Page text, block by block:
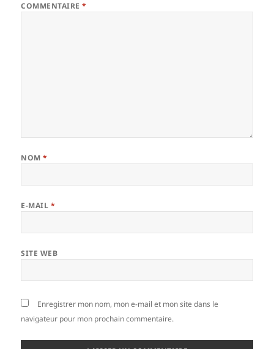
COMMENTAIRE*
NOM*
E-MAIL *
SITE WEB
Enregistrer mon nom, mon e-mail et mon site dans le
navigateur pour mon prochain commentaire.